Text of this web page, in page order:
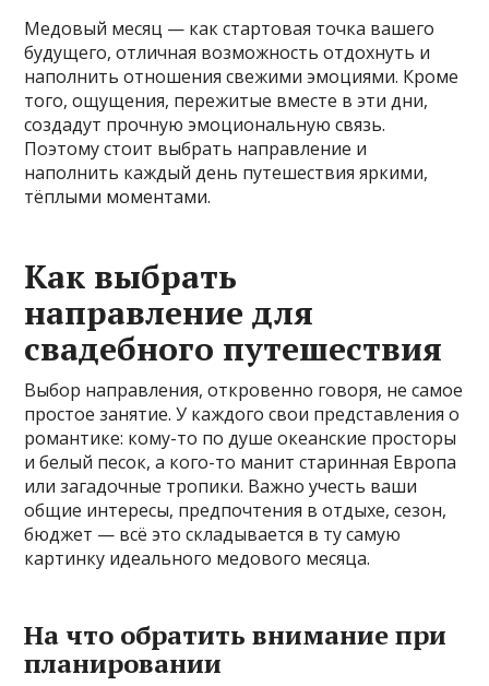
Медовый месяц — как стартовая точка вашего
будущего, отличная возможность отдохнуть и
наполнить отношения свежими эмоциями. Кроме
того, ощущения, пережитые вместе в эти дни,
создадут прочную эмоциональную связь.
Поэтому стоит выбрать направление и
наполнить каждый день путешествия яркими,
тёплыми моментами.
Как выбрать
направление для
свадебного путешествия
Выбор направления, откровенно говоря, не самое
простое занятие. У каждого свои представления о
романтике: кому-то по душе океанские просторы
и белый песок, а кого-то манит старинная Европа
или загадочные тропики. Важно учесть ваши
общие интересы, предпочтения в отдыхе, сезон,
бюджет — всё это складывается в ту самую
картинку идеального медового месяца.
На что обратить внимание при
планировании